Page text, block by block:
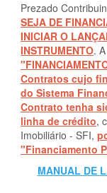
Prezado
SEJA DE
INICIAR O
INSTRUMENTO.
Contratos cujo
do Sistema
Contrato tenha
linha de crédito,
Imobiliário - SFI,
"Financiamento
MANUAL DE